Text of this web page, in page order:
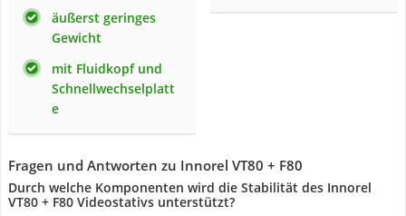
äußerst geringes
Gewicht
mit Fluidkopf und
Schnellwechselplatt
e
Fragen und Antworten zu Innorel VT80 + F80
Durch welche Komponenten wird die Stabilität des Innorel
VT80 + F80 Videostativs unterstützt?